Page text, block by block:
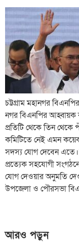
চট্টগ্রাম মহানগর
নগর বিএনপির আহ্বায়ক
প্রতিটি থেকে তিন
কমিটিতে নেই এমন
সদস্য যোগ দেবেন
প্রত্যেক সহযোগী
যোগ দেওয়ার অনুমতি
উপজেলা ও পৌরসভা
আরও পড়ুন